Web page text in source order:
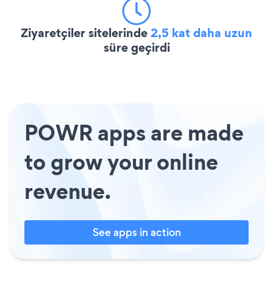
Ziyaretçiler sitelerinde2,5 kat daha uzun
süre geçirdi
POWR apps are made
to grow your online
revenue.
See apps in action